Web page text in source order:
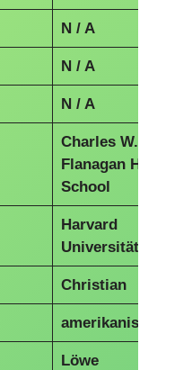
N / A
N / A
N / A
Charles W.
Flanagan High
School
Harvard
Universität
Christian
amerikanisch
Löwe